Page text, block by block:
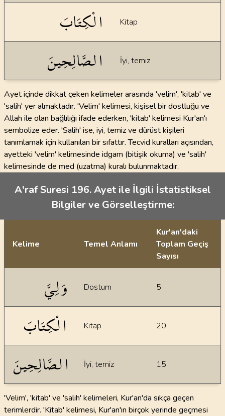
الْكِتَابَ Kitap
الصَّالِحِينَ İyi, temiz
Ayet içinde dikkat çeken kelimeler arasında 'velim', 'kitab' ve
'salih' yer almaktadır. 'Velim' kelimesi, kişisel bir dostluğu ve
Allah ile olan bağlılığı ifade ederken, 'kitab' kelimesi Kur'an'ı
sembolize eder. 'Salih' ise, iyi, temiz ve dürüst kişileri
tanımlamak için kullanılan bir sıfattır. Tecvid kuralları açısından,
ayetteki 'velim' kelimesinde idgam (bitişik okuma) ve 'salih'
kelimesinde de med (uzatma) kuralı bulunmaktadır.
A'raf Suresi 196. Ayet ile İlgili İstatistiksel
Bilgiler ve Görselleştirme:
Kelime Temel Anlamı
Kur'an'daki
Toplam Geçiş
Sayısı
وَلِيَّ Dostum 5
الْكِتَابَ Kitap 20
الصَّالِحِينَ İyi, temiz 15
'Velim', 'kitab' ve 'salih' kelimeleri, Kur'an'da sıkça geçen
terimlerdir. 'Kitab' kelimesi, Kur'an'ın birçok yerinde geçmesi